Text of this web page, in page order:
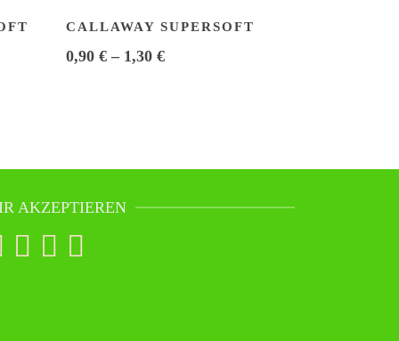
CALLAWAY SUPERSOFT
0,90 €– 1,30 €
AKZEPTIEREN